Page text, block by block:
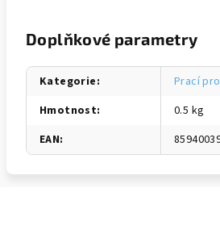
Doplňkové parametry
Kategorie:
Prací
Hmotnost:
0.5 kg
EAN: